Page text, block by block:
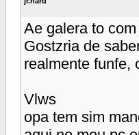
Ae galera to
Gostzria de
realmente funfe,
Vlws
opa tem sim